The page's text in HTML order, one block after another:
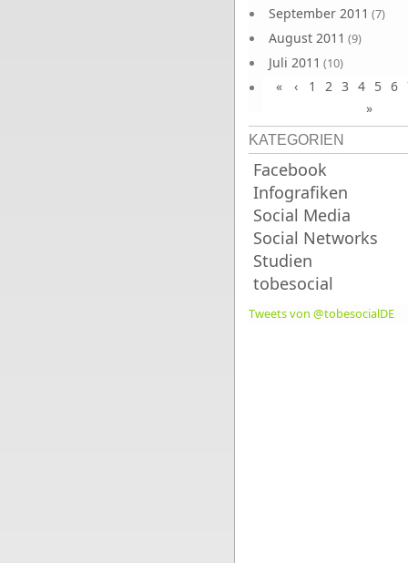
September 2011 (7)
August 2011 (9)
Juli 2011 (10)
Juni 2011(9)
« ‹ 1 2 3 4 5 6
»
KATEGORIEN
Facebook
Infografiken
Social Media
Social Networks
Studien
tobesocial
Tweets von @tobesocialDE